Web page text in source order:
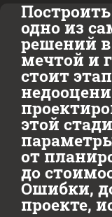
одно из
решений
мечтой и
стоит
этой
от
до
Ошибки,
проекте,